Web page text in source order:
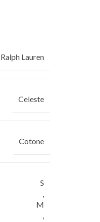
Lauren
Celeste
Cotone
S
,
M
,